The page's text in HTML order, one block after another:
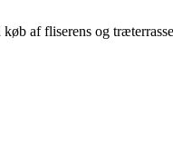
af fliserens og